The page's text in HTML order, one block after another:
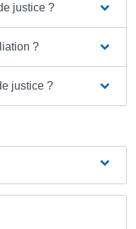
justice ?
?
justice ?